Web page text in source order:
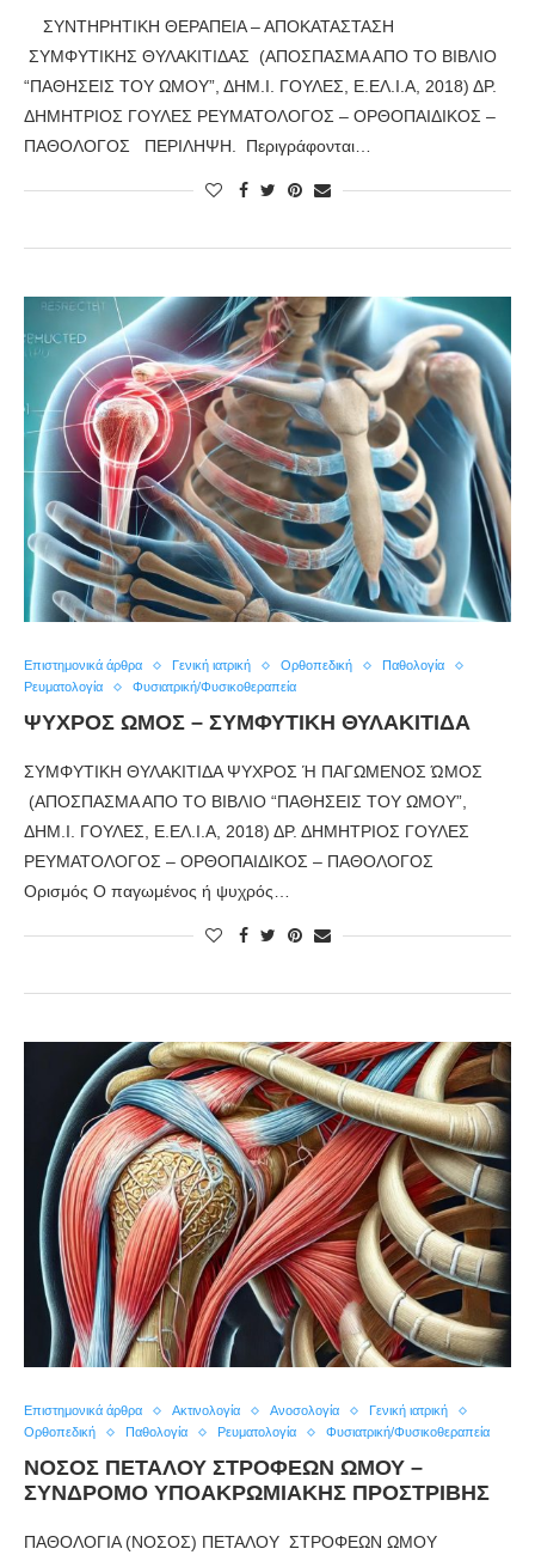
ΣΥΝΤΗΡΗΤΙΚΗ ΘΕΡΑΠΕΙΑ – ΑΠΟΚΑΤΑΣΤΑΣΗ
ΣΥΜΦΥΤΙΚΗΣ ΘΥΛΑΚΙΤΙΔΑΣ (ΑΠΟΣΠΑΣΜΑ ΑΠΟ ΤΟ ΒΙΒΛΙΟ
“ΠΑΘΗΣΕΙΣ ΤΟΥ ΩΜΟΥ”, ΔΗΜ.Ι. ΓΟΥΛΕΣ, Ε.ΕΛ.Ι.Α, 2018) ΔΡ.
ΔΗΜΗΤΡΙΟΣ ΓΟΥΛΕΣ ΡΕΥΜΑΤΟΛΟΓΟΣ – ΟΡΘΟΠΑΙΔΙΚΟΣ –
ΠΑΘΟΛΟΓΟΣ ΠΕΡΙΛΗΨΗ. Περιγράφονται…
Επιστημονικά άρθρα Γενική ιατρική Ορθοπεδική
Παθολογία
Ρευματολογία
Φυσιατρική/Φυσικοθεραπεία
ΨΥΧΡΟΣ ΩΜΟΣ – ΣΥΜΦΥΤΙΚΗ ΘΥΛΑΚΙΤΙΔΑ
ΣΥΜΦΥΤΙΚΗ ΘΥΛΑΚΙΤΙΔΑ ΨΥΧΡΟΣ Ή ΠΑΓΩΜΕΝΟΣ ΏΜΟΣ
(ΑΠΟΣΠΑΣΜΑ ΑΠΟ ΤΟ ΒΙΒΛΙΟ “ΠΑΘΗΣΕΙΣ ΤΟΥ ΩΜΟΥ”,
ΔΗΜ.Ι. ΓΟΥΛΕΣ, Ε.ΕΛ.Ι.Α, 2018) ΔΡ. ΔΗΜΗΤΡΙΟΣ ΓΟΥΛΕΣ
ΡΕΥΜΑΤΟΛΟΓΟΣ – ΟΡΘΟΠΑΙΔΙΚΟΣ – ΠΑΘΟΛΟΓΟΣ
Ορισμός Ο παγωμένος ή ψυχρός…
Επιστημονικά άρθρα Ακτινολογία Ανοσολογία
Γενική ιατρική
Ορθοπεδική
Παθολογία Ρευματολογία Φυσιατρική/Φυσικοθεραπεία
ΝΟΣΟΣ ΠΕΤΑΛΟΥ ΣΤΡΟΦΕΩΝ ΩΜΟΥ –
ΣΥΝΔΡΟΜΟ ΥΠΟΑΚΡΩΜΙΑΚΗΣ ΠΡΟΣΤΡΙΒΗΣ
ΠΑΘΟΛΟΓΙΑ (ΝΟΣΟΣ) ΠΕΤΑΛΟΥ ΣΤΡΟΦΕΩΝ ΩΜΟΥ